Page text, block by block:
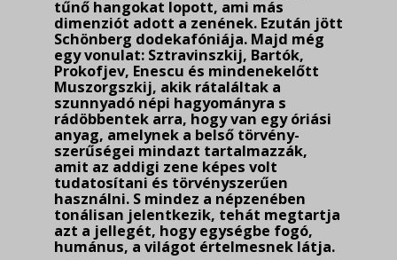
tűnő hangokat lopott, ami más
dimenziót adott a zenének. Ezután jött
Schönberg dodekafóniája. Majd még
egy vonulat: Sztravinszkij, Bartók,
Prokofjev, Enescu és mindenekelőtt
Muszorgszkij, akik rátaláltak a
szunnyadó népi hagyományra s
rádöbbentek arra, hogy van egy óriási
anyag, amelynek a belső törvény­
szerűségei mindazt tartalmazzák,
amit az addigi zene képes volt
tudatosítani és törvényszerűen
használni. S mindez a népzenében
tonálisan jelentkezik, tehát megtartja
azt a jellegét, hogy egységbe fogó,
humánus, a világot értelmesnek látja.